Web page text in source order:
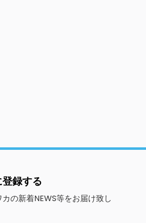
録する
の新着NEWS等をお届け致し